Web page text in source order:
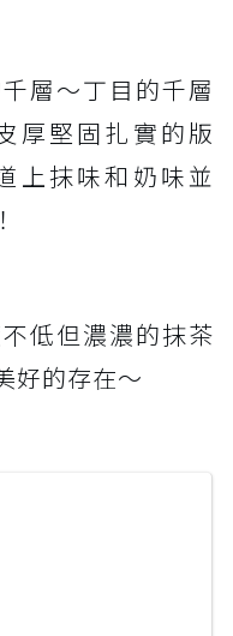
層～丁目的千層
厚堅固扎實的版
上抹味和奶味並
低但濃濃的抹茶
好的存在～